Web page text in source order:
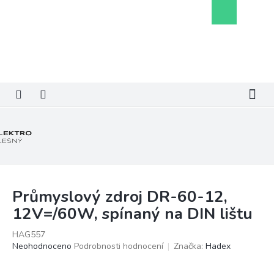
košík
Průmyslový zdroj DR-60-12,
12V=/60W, spínaný na DIN lištu
HAG557
Průměrné
Neohodnoceno Podrobnosti hodnocení Značka: Hadex